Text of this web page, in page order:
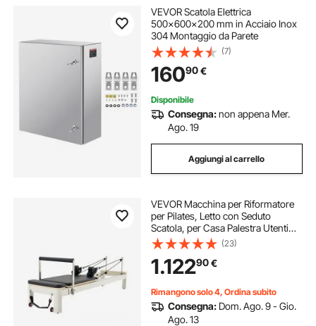
VEVOR Scatola Elettrica
500x600x200 mm in Acciaio Inox
304 Montaggio da Parete
(7)
16090€
Disponibile
Consegna:non appena Mer.
Ago. 19
Aggiungi al carrello
VEVOR Macchina per Riformatore
per Pilates, Letto con Seduto
Scatola, per Casa Palestra Utenti
Avanzati e Principianti, Attrezzatura
con Doppia Resistenza Molla e
Corda 2450x710x930mm
(23)
1.12290€
Rimangono solo 4, Ordina subito
Consegna: Dom. Ago. 9 - Gio.
Ago. 13